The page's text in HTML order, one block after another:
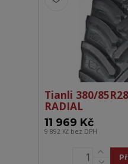
Tianli 380/
RADIAL
11 969 Kč
9 892 Kč bez DPH